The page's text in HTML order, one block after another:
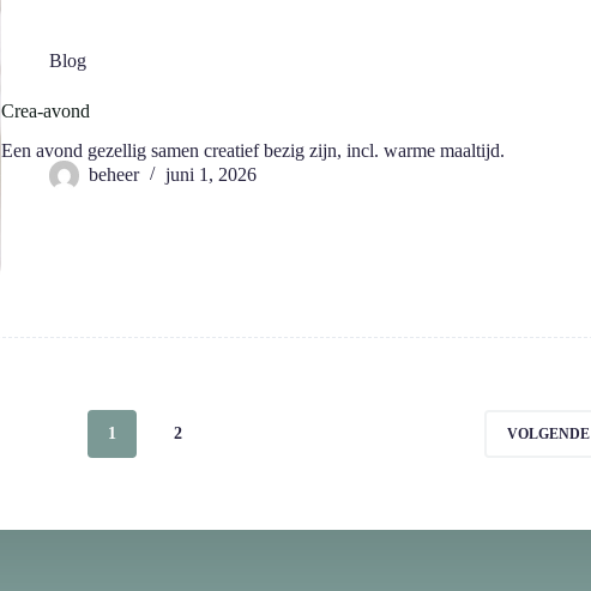
Blog
Crea-avond
Een avond gezellig samen creatief bezig zijn, incl. warme maaltijd.
beheer
juni 1, 2026
1 2 VOLGENDE